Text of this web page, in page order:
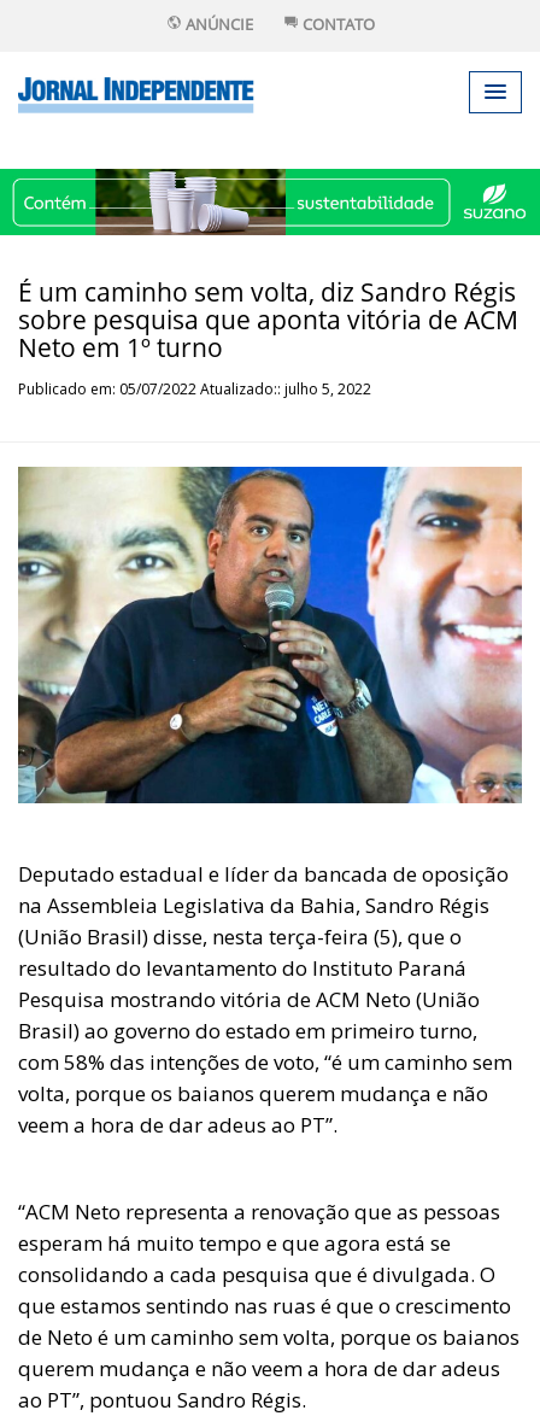
ANÚNCIE CONTATO
É um caminho sem volta, diz Sandro Régis
sobre pesquisa que aponta vitória de ACM
Neto em 1º turno
Publicado em: 05/07/2022 Atualizado:: julho 5, 2022
Deputado estadual e líder da bancada de oposição
na Assembleia Legislativa da Bahia, Sandro Régis
(União Brasil) disse, nesta terça-feira (5), que o
resultado do levantamento do Instituto Paraná
Pesquisa mostrando vitória de ACM Neto (União
Brasil) ao governo do estado em primeiro turno,
com 58% das intenções de voto, “é um caminho sem
volta, porque os baianos querem mudança e não
veem a hora de dar adeus ao PT”.
“ACM Neto representa a renovação que as pessoas
esperam há muito tempo e que agora está se
consolidando a cada pesquisa que é divulgada. O
que estamos sentindo nas ruas é que o crescimento
de Neto é um caminho sem volta, porque os baianos
querem mudança e não veem a hora de dar adeus
ao PT”, pontuou Sandro Régis.